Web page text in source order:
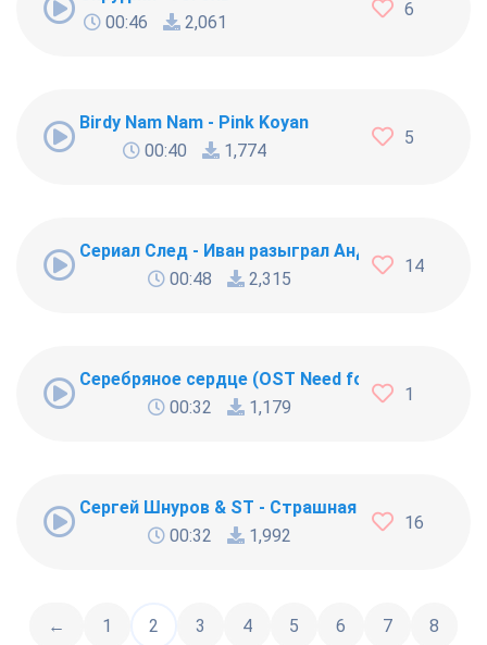
00:46
2,061
6
Birdy Nam Nam - Pink Koyan
00:40
1,774
5
Сериал След - Иван разыграл Андрея
00:48
2,315
14
Серебряное сердце (OST Need for Speed) -
00:32
1,179
1
Сергей Шнуров & ST - Страшная месть
00:32
1,992
16
← 1 2 3 4 5 6 7 8